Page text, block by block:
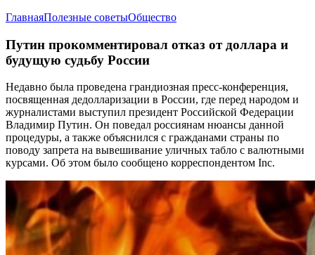
ГлавнаяПолезные советыОбщество
Путин прокомментировал отказ от доллара и
будущую судьбу России
Недавно была проведена грандиозная пресс-конференция,
посвященная дедолларизации в России, где перед народом и
журналистами выступил президент Российской Федерации
Владимир Путин. Он поведал россиянам нюансы данной
процедуры, а также объяснился с гражданами страны по
поводу запрета на вывешивание уличных табло с валютными
курсами. Об этом было сообщено корреспондентом Inc.